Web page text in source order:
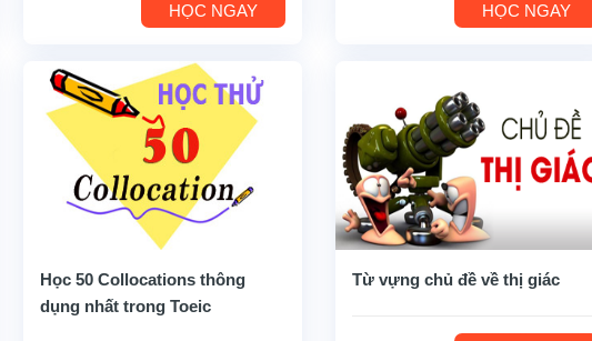
HỌC NGAY HỌC NGAY
Học 50 Collocations thông
dụng nhất trong Toeic
Từ vựng chủ đề về thị giác